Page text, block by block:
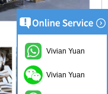
Vivian Yuan
Vivian Yuan